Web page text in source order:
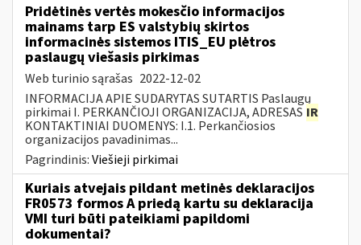
Pridėtinės vertės mokesčio informacijos
mainams tarp ES valstybių skirtos
informacinės sistemos ITIS_EU plėtros
paslaugų viešasis pirkimas
Web turinio sąrašas 2022-12-02
INFORMACIJA APIE SUDARYTAS SUTARTIS Paslaugų
pirkimai I. PERKANČIOJI ORGANIZACIJA, ADRESAS IR
KONTAKTINIAI DUOMENYS: I.1. Perkančiosios
organizacijos pavadinimas...
Pagrindinis:Viešieji pirkimai
Kuriais atvejais pildant metinės deklaracijos
FR0573 formos A priedą kartu su deklaracija
VMI turi būti pateikiami papildomi
dokumentai?